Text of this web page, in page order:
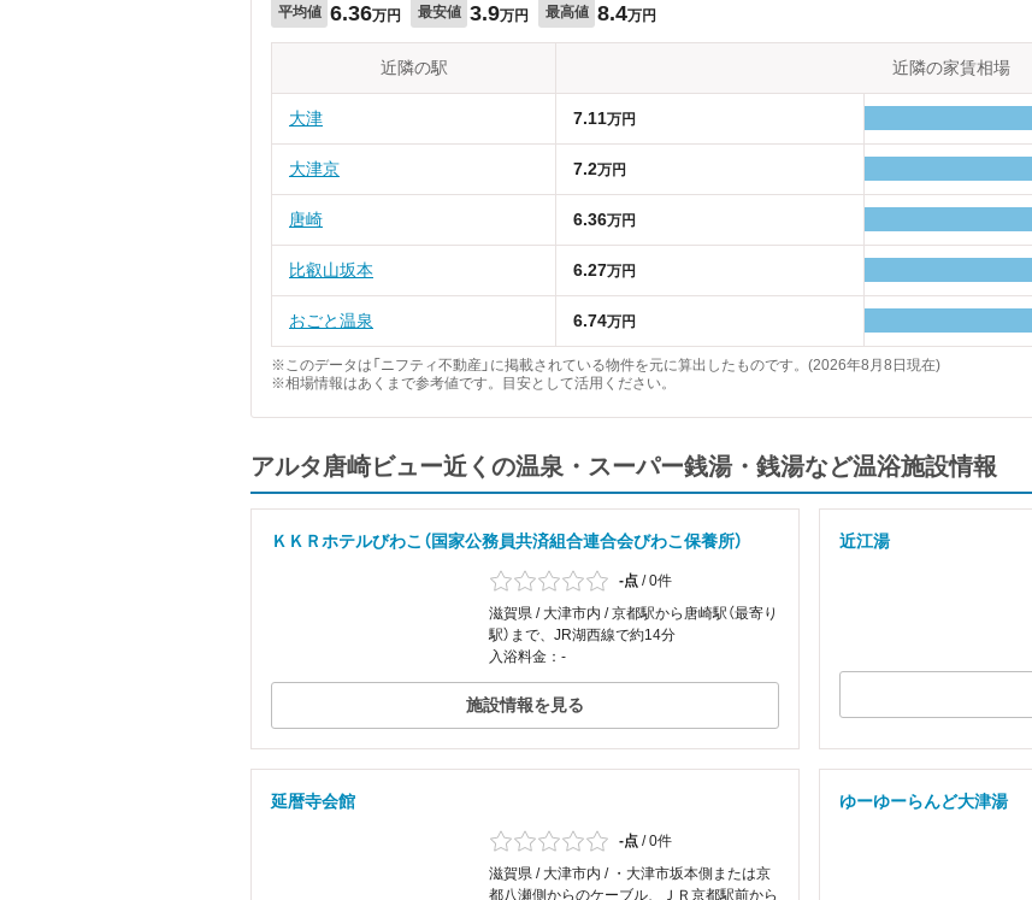
平均値 6.36万円 最安値 3.9万円 最高値 8.4万円
近隣の駅 近隣の家賃相場
大津 7.11万円
大津京 7.2万円
唐崎 6.36万円
比叡山坂本 6.27万円
おごと温泉 6.74万円
※このデータは「ニフティ不動産」に掲載されている物件を元に算出したものです。(2026年8月8日現在)
※相場情報はあくまで参考値です。目安として活用ください。
アルタ唐崎ビュー近くの温泉・スーパー銭湯・銭湯など温浴施設情報
ＫＫＲホテルびわこ（国家公務員共済組合連合会びわこ保養所）
-点 /0件
滋賀県 / 大津市内 / 京都駅から唐崎駅（最寄り
駅）まで、JR湖西線で約14分
入浴料金：-
施設情報を見る
近江湯
延暦寺会館
-点 /0件
滋賀県 / 大津市内 / ・大津市坂本側または京
都八瀬側からのケーブル、ＪＲ京都駅前から
ゆーゆーらんど大津湯